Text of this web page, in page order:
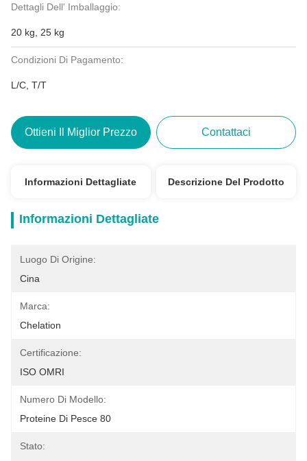
Dettagli Dell' Imballaggio:
20 kg, 25 kg
Condizioni Di Pagamento:
L/C, T/T
Ottieni Il Miglior Prezzo Contattaci
Informazioni Dettagliate Descrizione Del Prodotto
Informazioni Dettagliate
Luogo Di Origine:
Cina
Marca:
Chelation
Certificazione:
ISO OMRI
Numero Di Modello:
Proteine Di Pesce 80
Stato: